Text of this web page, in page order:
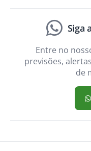
Siga
Entre no
previsões,
de